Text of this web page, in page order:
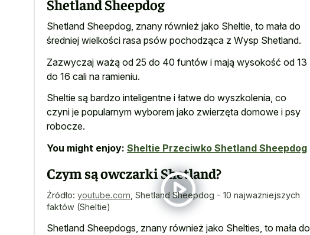
Shetland Sheepdog
Shetland Sheepdog, znany również jako Sheltie, to mała do
średniej wielkości rasa psów pochodząca z Wysp Shetland.
Zazwyczaj ważą od 25 do 40 funtów i mają wysokość od 13
do 16 cali na ramieniu.
Sheltie są bardzo inteligentne i łatwe do wyszkolenia, co
czyni je popularnym wyborem jako zwierzęta domowe i psy
robocze.
You might enjoy: Sheltie Przeciwko Shetland Sheepdog
Czym są owczarki Shetland?
Źródło: youtube.com Shetland Sheepdog - 10 najważniejszych
faktów (Sheltie)
Shetland Sheepdogs, znany również jako Shelties, to mała do